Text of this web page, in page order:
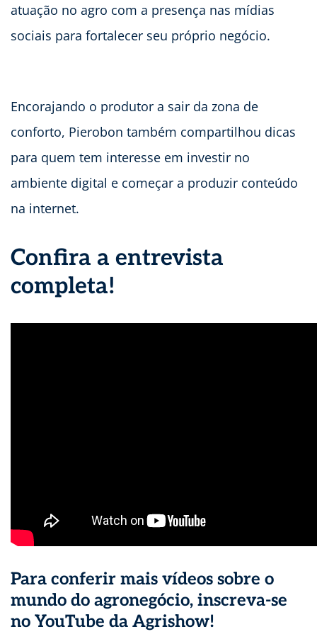
atuação no agro com a presença nas mídias
sociais para fortalecer seu próprio negócio.
Encorajando o produtor a sair da zona de
conforto, Pierobon também compartilhou dicas
para quem tem interesse em investir no
ambiente digital e começar a produzir conteúdo
na internet.
Confira a entrevista
completa!
Para conferir mais vídeos sobre o
mundo do agronegócio, inscreva-se
no YouTube da Agrishow!